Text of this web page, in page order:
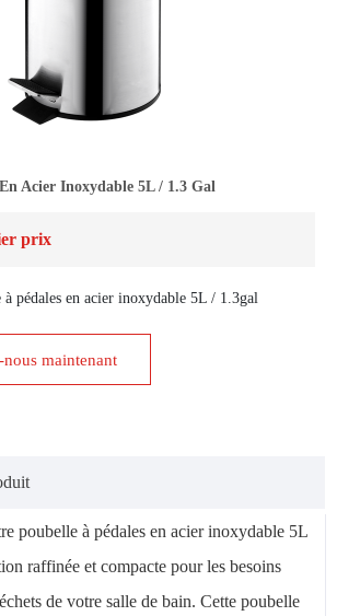
Acier Inoxydable 5L / 1.3 Gal
prix
pédales en acier inoxydable 5L / 1.3gal
nous maintenant
poubelle à pédales en acier inoxydable 5L
raffinée et compacte pour les besoins
de votre salle de bain. Cette poubelle